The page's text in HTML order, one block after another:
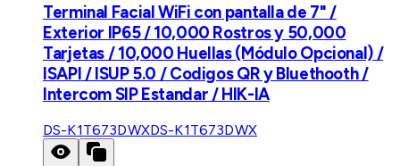
Terminal Facial WiFi con pantalla de 7" /
Exterior IP65 / 10,000 Rostros y 50,000
Tarjetas / 10,000 Huellas (Módulo Opcional) /
ISAPI / ISUP 5.0 / Codigos QR y Bluethooth /
Intercom SIP Estandar / HIK-IA
DS-K1T673DWXDS-K1T673DWX